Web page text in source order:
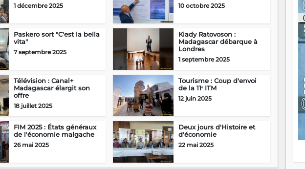
1 décembre 2025 10 octobre 2025
Paskero sort "C'est la bella
vita"
7 septembre 2025
Kiady Ratovoson :
Madagascar débarque à
Londres
1 septembre 2025
Télévision : Canal+
Madagascar élargit son
offre
18 juillet 2025
Tourisme : Coup d'envoi
de la 11ᵉ ITM
12 juin 2025
FIM 2025 : États généraux
de l'économie malgache
26 mai 2025
Deux jours d'Histoire et
d'économie
22 mai 2025